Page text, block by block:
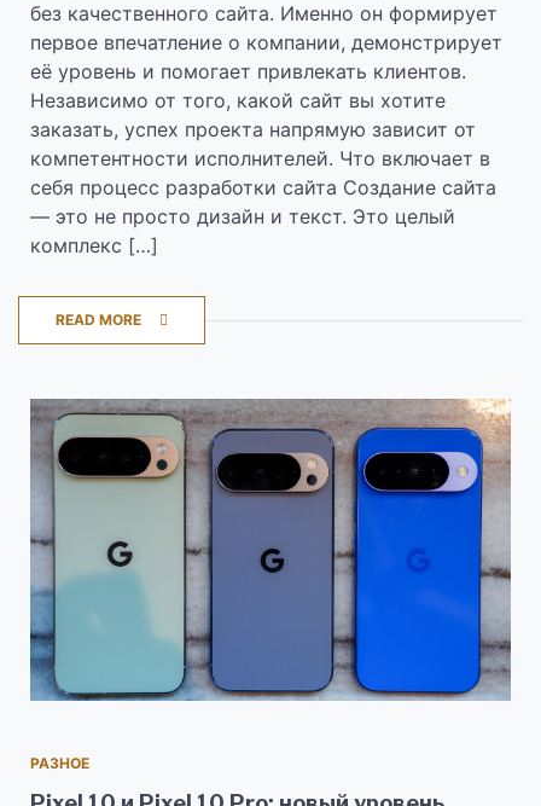
без качественного сайта. Именно он формирует
первое впечатление о компании, демонстрирует
её уровень и помогает привлекать клиентов.
Независимо от того, какой сайт вы хотите
заказать, успех проекта напрямую зависит от
компетентности исполнителей. Что включает в
себя процесс разработки сайта Создание сайта
— это не просто дизайн и текст. Это целый
комплекс […]
READ MORE
РАЗНОЕ